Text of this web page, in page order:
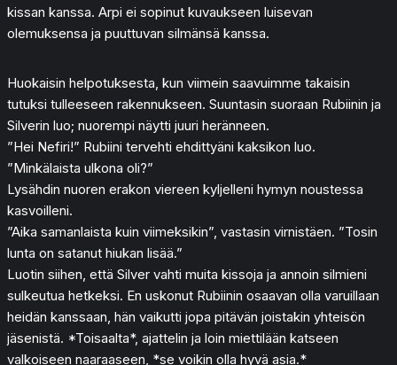
kissan kanssa. Arpi ei sopinut kuvaukseen luisevan
olemuksensa ja puuttuvan silmänsä kanssa.
Huokaisin helpotuksesta, kun viimein saavuimme takaisin
tutuksi tulleeseen rakennukseen. Suuntasin suoraan Rubiinin ja
Silverin luo; nuorempi näytti juuri heränneen.
”Hei Nefiri!” Rubiini tervehti ehdittyäni kaksikon luo.
”Minkälaista ulkona oli?”
Lysähdin nuoren erakon viereen kyljelleni hymyn noustessa
kasvoilleni.
”Aika samanlaista kuin viimeksikin”, vastasin virnistäen. ”Tosin
lunta on satanut hiukan lisää.”
Luotin siihen, että Silver vahti muita kissoja ja annoin silmieni
sulkeutua hetkeksi. En uskonut Rubiinin osaavan olla varuillaan
heidän kanssaan, hän vaikutti jopa pitävän joistakin yhteisön
jäsenistä. *Toisaalta*, ajattelin ja loin miettilään katseen
valkoiseen naaraaseen, *se voikin olla hyvä asia.*